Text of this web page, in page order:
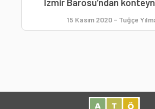
15 Kasım 2020 - Tuğçe